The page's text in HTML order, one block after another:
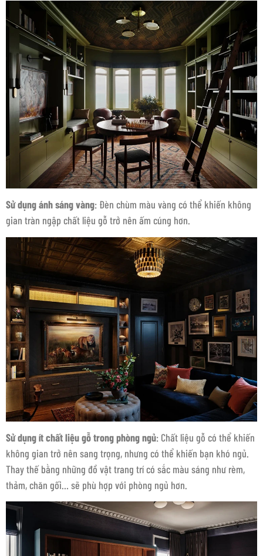
Sử dụng ánh sáng vàng: Đèn chùm màu vàng có thể khiến không
gian tràn ngập chất liệu gỗ trở nên ấm cúng hơn.
Sử dụng ít chất liệu gỗ trong phòng ngủ: Chất liệu gỗ có thể khiến
không gian trở nên sang trọng, nhưng có thể khiến bạn khó ngủ.
Thay thế bằng những đồ vật trang trí có sắc màu sáng như rèm,
thảm, chăn gối… sẽ phù hợp với phòng ngủ hơn.